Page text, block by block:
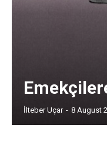
İlteber Uçar - 8 August